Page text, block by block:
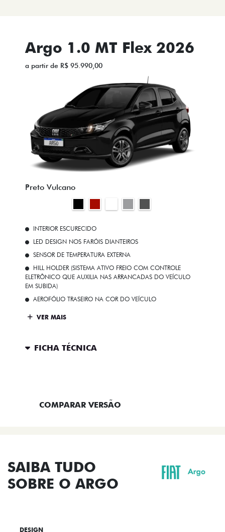
Argo 1.0 MT Flex 2026
a partir de R$ 95.990,00
Preto Vulcano
INTERIOR ESCURECIDO
LED DESIGN NOS FARÓIS DIANTEIROS
SENSOR DE TEMPERATURA EXTERNA
HILL HOLDER (SISTEMA ATIVO FREIO COM CONTROLE
ELETRÔNICO QUE AUXILIA NAS ARRANCADAS DO VEÍCULO
EM SUBIDA)
AEROFÓLIO TRASEIRO NA COR DO VEÍCULO
VER MAIS
FICHA TÉCNICA
COMPARAR VERSÃO
SAIBA TUDO
SOBRE O ARGO
DESIGN